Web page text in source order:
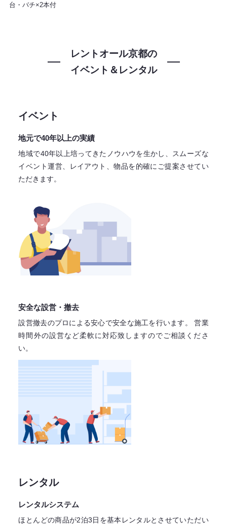
台・バチ×2本付
レントオール京都の
イベント＆レンタル
イベント
地元で40年以上の実績
地域で40年以上培ってきたノウハウを生かし、スムーズな
イベント運営、レイアウト、物品を的確にご提案させてい
ただきます。
安全な設営・撤去
設営撤去のプロによる安心で安全な施工を行います。
営業
時間外の設営など柔軟に対応致しますのでご相談くださ
い。
レンタル
レンタルシステム
ほとんどの商品が2泊3日を基本レンタルとさせていただい